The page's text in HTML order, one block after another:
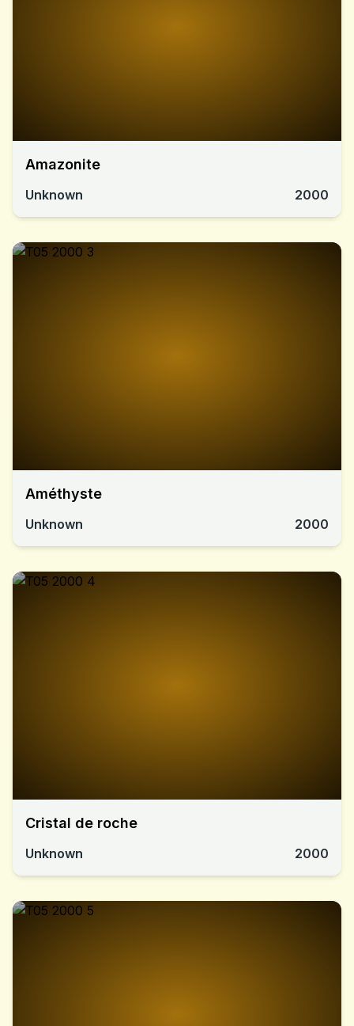
Amazonite
Unknown 2000
Améthyste
Unknown 2000
Cristal de roche
Unknown 2000